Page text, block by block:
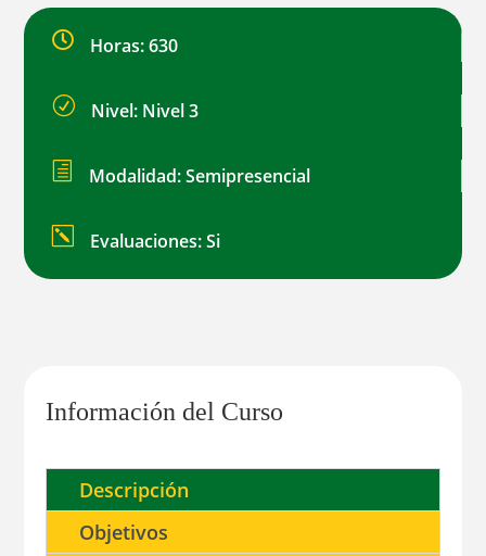
 Horas: 630
R Nivel: Nivel 3
h Modalidad: Semipresencial
k Evaluaciones: Si
Información del Curso
Descripción
Objetivos